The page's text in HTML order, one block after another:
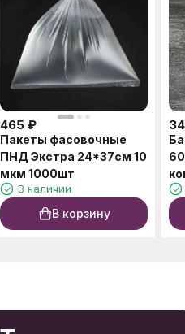
465 ₽
Пакеты фасовочные
ПНД Экстра 24*37см 10
мкм 1000шт
В наличии
В корзину
34